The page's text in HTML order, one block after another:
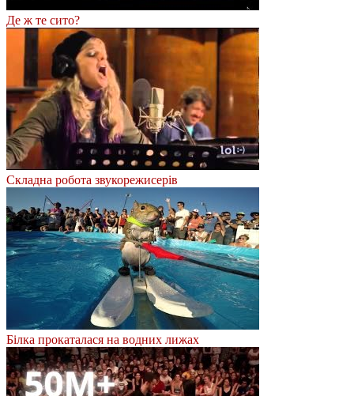
Де ж те сито?
Складна робота звукорежисерів
Білка прокаталася на водних лижах